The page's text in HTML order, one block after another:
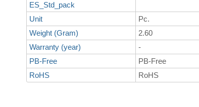
ES_Std_pack
Unit
Pc.
Weight (Gram)
2.60
Warranty (year)
-
PB-Free
PB-Free
RoHS
RoHS